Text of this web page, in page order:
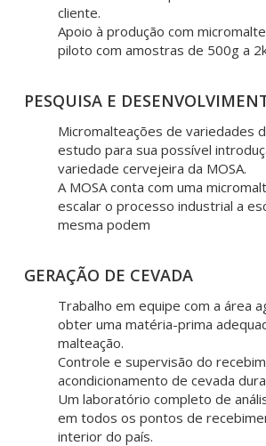
cliente.
Apoio à produção com
piloto com amostras de 500g a
PESQUISA E
Micromalteações de variedades
estudo para sua possível
variedade cervejeira da MOSA.
A MOSA conta com uma
escalar o processo industrial a
mesma podem
GERAÇÃO DE CEVADA
Trabalho em equipe com a área
obter uma matéria-prima
malteação.
Controle e supervisão do
acondicionamento de cevada
Um laboratório completo de
em todos os pontos de
interior do país.